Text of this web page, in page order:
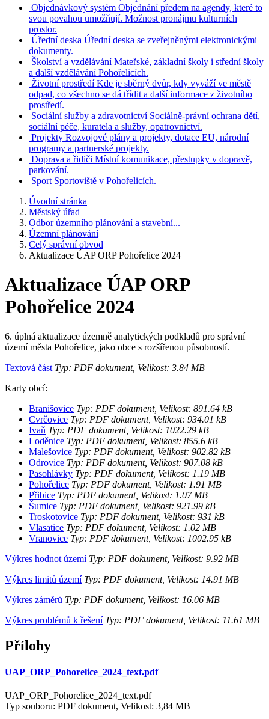
Objednávkový systém Objednání předem na agendy, které to
svou povahou umožňují. Možnost pronájmu kulturních
prostor.
Úřední deska Úřední deska se zveřejněnými elektronickými
dokumenty.
Školství a vzdělávání Mateřské, základní školy i střední školy
a další vzdělávání Pohořelicích.
Životní prostředí Kde je sběrný dvůr, kdy vyváží ve městě
odpad, co všechno se dá třídit a další informace z životního
prostředí.
Sociální služby a zdravotnictví Sociálně-právní ochrana dětí,
sociální péče, kuratela a služby, opatrovnictví.
Projekty Rozvojové plány a projekty, dotace EU, národní
programy a partnerské projekty.
Doprava a řidiči Místní komunikace, přestupky v dopravě,
parkování.
Sport Sportoviště v Pohořelicích.
Úvodní stránka
Městský úřad
Odbor územního plánování a stavební...
Územní plánování
Celý správní obvod
Aktualizace ÚAP ORP Pohořelice 2024
Aktualizace ÚAP ORP
Pohořelice 2024
6. úplná aktualizace územně analytických podkladů pro správní
území města Pohořelice, jako obce s rozšířenou působností.
Textová část Typ: PDF dokument, Velikost: 3.84 MB
Karty obcí:
Branišovice Typ: PDF dokument, Velikost: 891.64 kB
Cvrčovice Typ: PDF dokument, Velikost: 934.01 kB
Ivaň Typ: PDF dokument, Velikost: 1022.29 kB
Loděnice Typ: PDF dokument, Velikost: 855.6 kB
Malešovice Typ: PDF dokument, Velikost: 902.82 kB
Odrovice Typ: PDF dokument, Velikost: 907.08 kB
Pasohlávky Typ: PDF dokument, Velikost: 1.19 MB
Pohořelice Typ: PDF dokument, Velikost: 1.91 MB
Přibice Typ: PDF dokument, Velikost: 1.07 MB
Šumice Typ: PDF dokument, Velikost: 921.99 kB
Troskotovice Typ: PDF dokument, Velikost: 931 kB
Vlasatice Typ: PDF dokument, Velikost: 1.02 MB
Vranovice Typ: PDF dokument, Velikost: 1002.95 kB
Výkres hodnot územíTyp: PDF dokument, Velikost: 9.92 MB
Výkres limitů územíTyp: PDF dokument, Velikost: 14.91 MB
Výkres záměrů Typ: PDF dokument, Velikost: 16.06 MB
Výkres problémů k řešeníTyp: PDF dokument, Velikost: 11.61 MB
Přílohy
UAP_ORP_Pohorelice_2024_text.pdf
UAP_ORP_Pohorelice_2024_text.pdf
Typ souboru: PDF dokument, Velikost: 3,84 MB